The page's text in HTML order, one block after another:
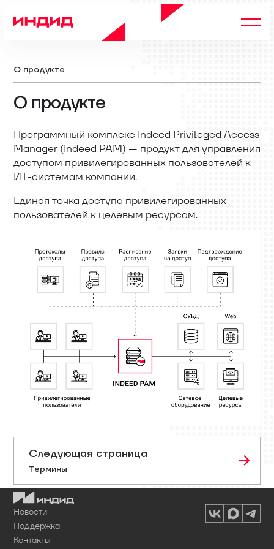
О продукте
О продукте
Программный комплекс Indeed Privileged Access
Manager(Indeed PAM) — продукт для управления
доступом привилегированных пользователей к
ИТ-системам компании.
Единая точка доступа привилегированных
пользователей к целевым ресурсам.
Следующая страница
Термины
Новости
Поддержка
Контакты